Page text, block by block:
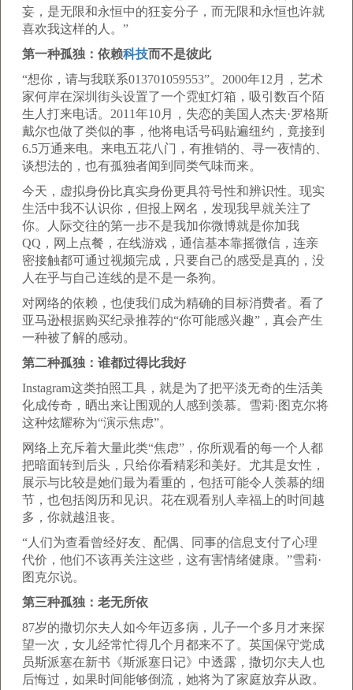
妄，是无限和永恒中的狂妄分子，而无限和永恒也许就
喜欢我这样的人。”
第一种孤独：依赖科技而不是彼此
“想你，请与我联系013701059553”。2000年12月，艺术
家何岸在深圳街头设置了一个霓虹灯箱，吸引数百个陌
生人打来电话。2011年10月，失恋的美国人杰夫·罗格斯
戴尔也做了类似的事，他将电话号码贴遍纽约，竟接到
6.5万通来电。来电五花八门，有推销的、寻一夜情的、
谈想法的，也有孤独者闻到同类气味而来。
今天，虚拟身份比真实身份更具符号性和辨识性。现实
生活中我不认识你，但报上网名，发现我早就关注了
你。人际交往的第一步不是我加你微博就是你加我
QQ，网上点餐，在线游戏，通信基本靠摇微信，连亲
密接触都可通过视频完成，只要自己的感受是真的，没
人在乎与自己连线的是不是一条狗。
对网络的依赖，也使我们成为精确的目标消费者。看了
亚马逊根据购买纪录推荐的“你可能感兴趣”，真会产生
一种被了解的感动。
第二种孤独：谁都过得比我好
Instagram这类拍照工具，就是为了把平淡无奇的生活美
化成传奇，晒出来让围观的人感到羡慕。雪莉·图克尔将
这种炫耀称为“演示焦虑”。
网络上充斥着大量此类“焦虑”，你所观看的每一个人都
把暗面转到后头，只给你看精彩和美好。尤其是女性，
展示与比较是她们最为看重的，包括可能令人羡慕的细
节，也包括阅历和见识。花在观看别人幸福上的时间越
多，你就越沮丧。
“人们为查看曾经好友、配偶、同事的信息支付了心理
代价，他们不该再关注这些，这有害情绪健康。”雪莉·
图克尔说。
第三种孤独：老无所依
87岁的撒切尔夫人如今年迈多病，儿子一个多月才来探
望一次，女儿经常忙得几个月都来不了。英国保守党成
员斯派塞在新书《斯派塞日记》中透露，撒切尔夫人也
后悔过，如果时间能够倒流，她将为了家庭放弃从政。